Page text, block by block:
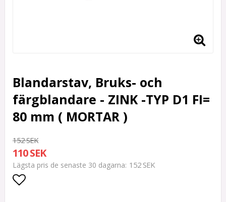
Blandarstav, Bruks- och
färgblandare - ZINK -TYP D1 FI=
80 mm ( MORTAR )
152 SEK
110 SEK
Lägsta pris de senaste 30 dagarna 152 SEK